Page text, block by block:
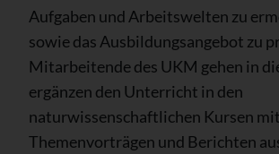
Aufgaben und Arbeitswelten zu
sowie das Ausbildungsangebot zu
Mitarbeitende des UKM gehen in
ergänzen den Unterricht in den
naturwissenschaftlichen Kursen mit
Themenvorträgen und Berichten